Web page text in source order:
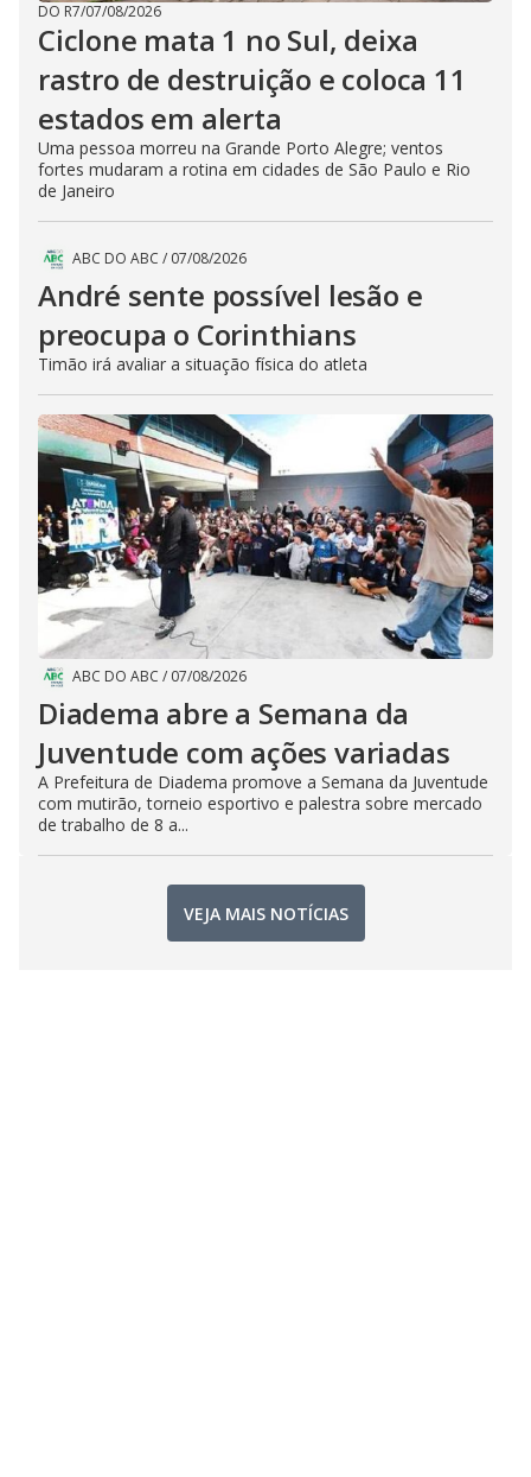
DO R7/07/08/2026
Ciclone mata 1 no Sul, deixa
rastro de destruição e coloca 11
estados em alerta
Uma pessoa morreu na Grande Porto Alegre; ventos
fortes mudaram a rotina em cidades de São Paulo e Rio
de Janeiro
ABC DO ABC / 07/08/2026
André sente possível lesão e
preocupa o Corinthians
Timão irá avaliar a situação física do atleta
ABC DO ABC / 07/08/2026
Diadema abre a Semana da
Juventude com ações variadas
A Prefeitura de Diadema promove a Semana da Juventude
com mutirão, torneio esportivo e palestra sobre mercado
de trabalho de 8 a...
VEJA MAIS NOTÍCIAS